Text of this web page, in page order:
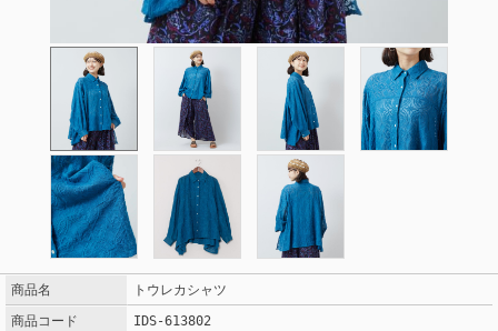
商品名
トウレカシャツ
商品コード
IDS-613802